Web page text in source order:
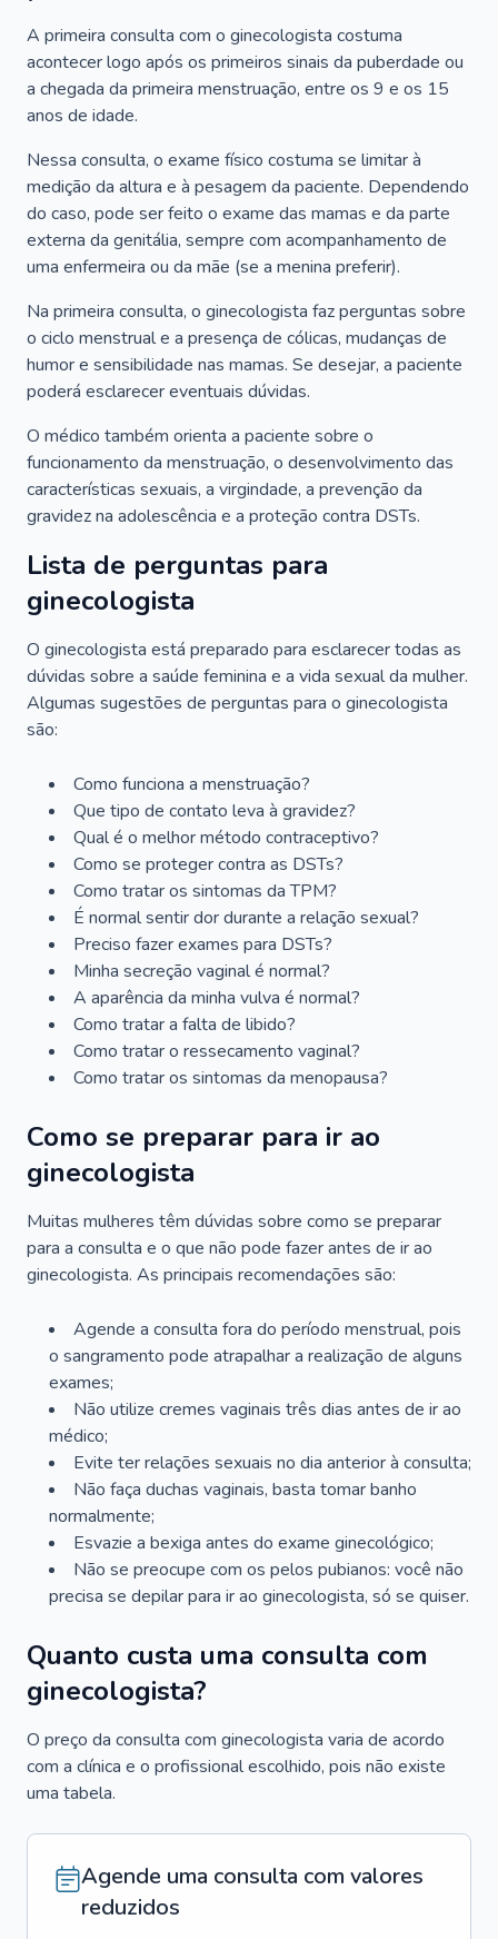
A primeira consulta com o ginecologista costuma
acontecer logo após os primeiros sinais da puberdade ou
a chegada da primeira menstruação, entre os 9 e os 15
anos de idade.
Nessa consulta, o exame físico costuma se limitar à
medição da altura e à pesagem da paciente. Dependendo
do caso, pode ser feito o exame das mamas e da parte
externa da genitália, sempre com acompanhamento de
uma enfermeira ou da mãe (se a menina preferir).
Na primeira consulta, o ginecologista faz perguntas sobre
o ciclo menstrual e a presença de cólicas, mudanças de
humor e sensibilidade nas mamas. Se desejar, a paciente
poderá esclarecer eventuais dúvidas.
O médico também orienta a paciente sobre o
funcionamento da menstruação, o desenvolvimento das
características sexuais, a virgindade, a prevenção da
gravidez na adolescência e a proteção contra DSTs.
Lista de perguntas para
ginecologista
O ginecologista está preparado para esclarecer todas as
dúvidas sobre a saúde feminina e a vida sexual da mulher.
Algumas sugestões de perguntas para o ginecologista
são:
Como funciona a menstruação?
Que tipo de contato leva à gravidez?
Qual é o melhor método contraceptivo?
Como se proteger contra as DSTs?
Como tratar os sintomas da TPM?
É normal sentir dor durante a relação sexual?
Preciso fazer exames para DSTs?
Minha secreção vaginal é normal?
A aparência da minha vulva é normal?
Como tratar a falta de libido?
Como tratar o ressecamento vaginal?
Como tratar os sintomas da menopausa?
Como se preparar para ir ao
ginecologista
Muitas mulheres têm dúvidas sobre como se preparar
para a consulta e o que não pode fazer antes de ir ao
ginecologista. As principais recomendações são:
Agende a consulta fora do período menstrual, pois
o sangramento pode atrapalhar a realização de alguns
exames;
Não utilize cremes vaginais três dias antes de ir ao
médico;
Evite ter relações sexuais no dia anterior à consulta;
Não faça duchas vaginais, basta tomar banho
normalmente;
Esvazie a bexiga antes do exame ginecológico;
Não se preocupe com os pelos pubianos: você não
precisa se depilar para ir ao ginecologista, só se quiser.
Quanto custa uma consulta com
ginecologista?
O preço da consulta com ginecologista varia de acordo
com a clínica e o profissional escolhido, pois não existe
uma tabela.
Agende uma consulta com valores
reduzidos